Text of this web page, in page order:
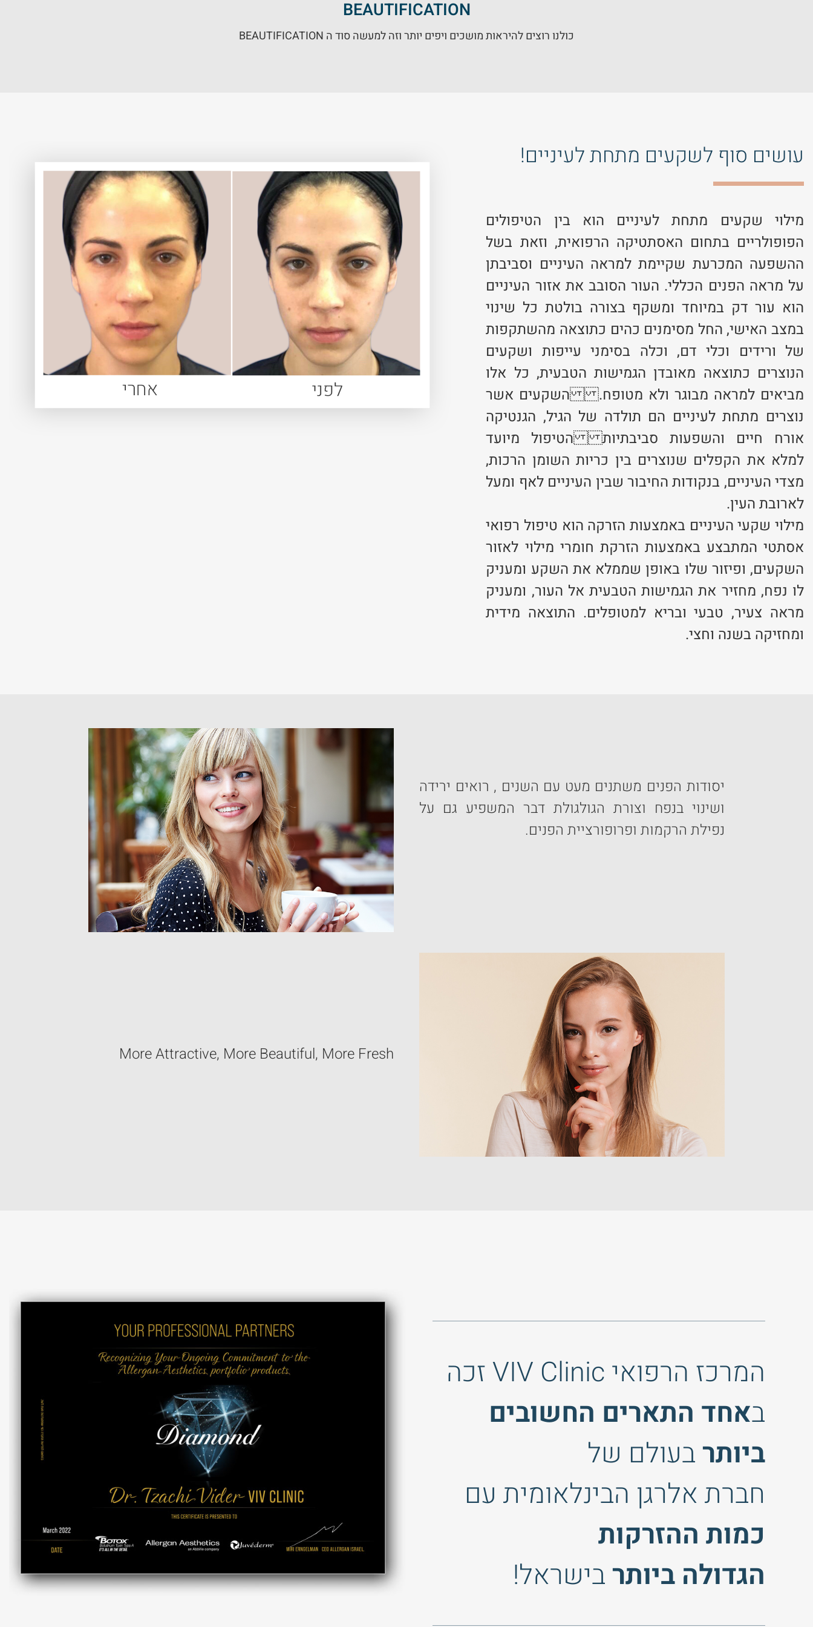
BEAUTIFICATION
כולנו רוצים להיראות מושכים ויפים יותר וזה למעשה סוד ה BEAUTIFICATION
עושים סוף לשקעים מתחת לעיניים!
מילוי שקעים מתחת לעיניים הוא בין הטיפולים
הפופולריים בתחום האסתטיקה הרפואית, וזאת בשל
ההשפעה המכרעת שקיימת למראה העיניים וסביבתן
על מראה הפנים הכללי. העור הסובב את אזור העיניים
הוא עור דק במיוחד ומשקף בצורה בולטת כל שינוי
במצב האישי, החל מסימנים כהים כתוצאה מהשתקפות
של ורידים וכלי דם, וכלה בסימני עייפות ושקעים
הנוצרים כתוצאה מאובדן הגמישות הטבעית, כל אלו
מביאים למראה מבוגר ולא מטופח. השקעים אשר
נוצרים מתחת לעיניים הם תולדה של הגיל, הגנטיקה
אורח חיים והשפעות סביבתיות הטיפול מיועד
למלא את הקפלים שנוצרים בין כריות השומן הרכות,
מצדי העיניים, בנקודות החיבור שבין העיניים לאף ומעל
לארובת העין.
מילוי שקעי העיניים באמצעות הזרקה הוא טיפול רפואי
אסתטי המתבצע באמצעות הזרקת חומרי מילוי לאזור
השקעים, ופיזור שלו באופן שממלא את השקע ומעניק
לו נפח, מחזיר את הגמישות הטבעית אל העור, ומעניק
מראה צעיר, טבעי ובריא למטופלים. התוצאה מידית
ומחזיקה בשנה וחצי.
יסודות הפנים משתנים מעט עם השנים , רואים ירידה
ושינוי בנפח וצורת הגולגולת דבר המשפיע גם על
נפילת הרקמות ופרופורציית הפנים.
More Attractive, More Beautiful, More Fresh
המרכז הרפואי VIV Clinic זכה
באחד התארים החשובים
ביותרבעולם של
חברת אלרגן הבינלאומית עם
כמות ההזרקות
הגדולה ביותרבישראל!